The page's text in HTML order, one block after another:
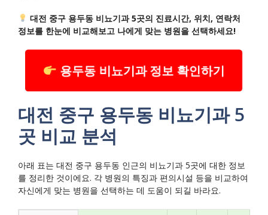
대전 중구 용두동 비뇨기과 5곳의 진료시간, 위치, 연락처
정보를 한눈에 비교해보고 나에게 맞는 병원을 선택하세요!
용두동 비뇨기과 정보 확인하기
대전 중구 용두동 비뇨기과 5
곳 비교 분석
아래 표는 대전 중구 용두동 인근의 비뇨기과 5곳에 대한 정보
를 정리한 것이에요. 각 병원의 특징과 편의시설 등을 비교하여
자신에게 맞는 병원을 선택하는 데 도움이 되길 바라요.